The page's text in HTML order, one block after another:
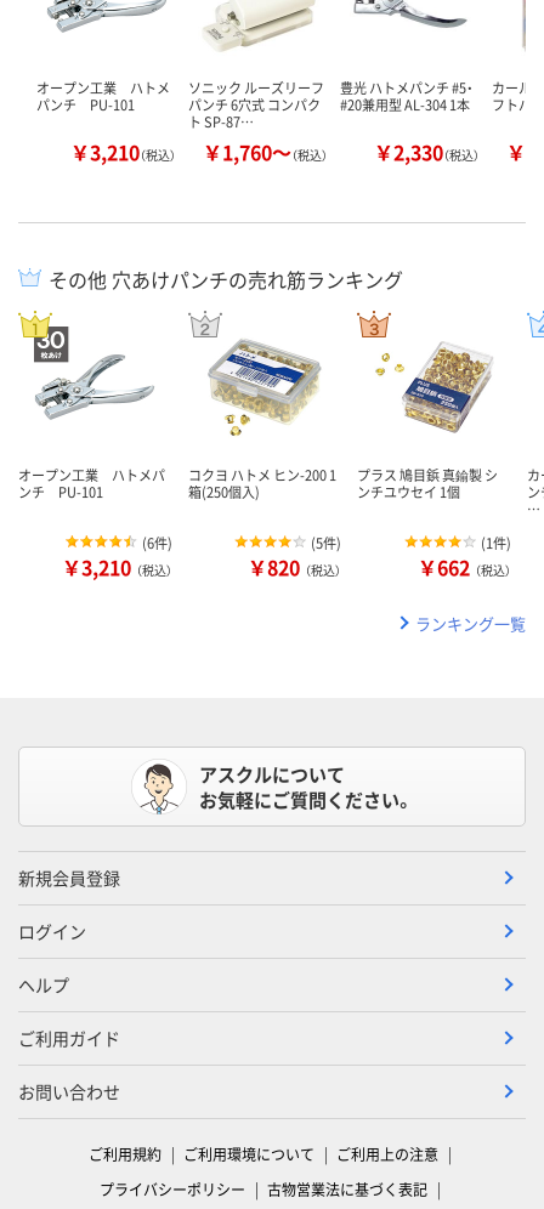
オープン工業 ハトメ
パンチ PU-101
￥3,210（税込）
ソニック ルーズリーフ
パンチ 6穴式 コンパク
ト SP-87…
￥1,760～（税込）
豊光 ハトメパンチ #5・
#20兼用型 AL-304 1本
￥2,330（税込）
カール
フトパ
￥
その他 穴あけパンチの売れ筋ランキング
オープン工業 ハトメパ
ンチ PU-101
(6件)
￥3,210 （税込）
コクヨ ハトメ ヒン-200 1
箱(250個入)
(5件)
￥820 （税込）
プラス 鳩目鋲 真鍮製 シ
ンチユウセイ 1個
(1件)
￥662 （税込）
…
ランキング一覧
アスクルについて
お気軽にご質問ください。
新規会員登録
ログイン
ヘルプ
ご利用ガイド
お問い合わせ
ご利用規約 ご利用環境について
ご利用上の注意
プライバシーポリシー
古物営業法に基づく表記